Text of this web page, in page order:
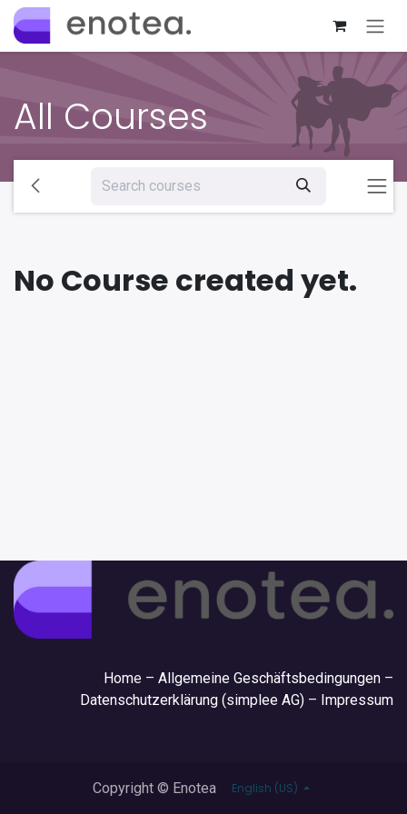
Skip to Content
All Courses
No Course created yet.
Home – Allgemeine Geschäftsbedingungen –
Datenschutzerklärung (simplee AG) – Impressum
Copyright © Enotea English (US)